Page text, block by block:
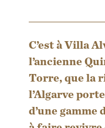
C’est à Villa
l’ancienne
Torre, que la
l’Algarve
d’une gamme